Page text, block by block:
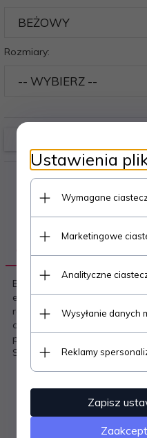
Rozmiary:
Biustonosz miękki - z
efektownej koronki - nad
regulacją - ramiączka
odpornej na rozciąganie
pionową fiszbiną - model
Skład: 90% poliamid, 7%
Ustawienia
Wymagane
Marketingowe
Analityczne
Wysyłanie danych
Reklamy
Zapisz